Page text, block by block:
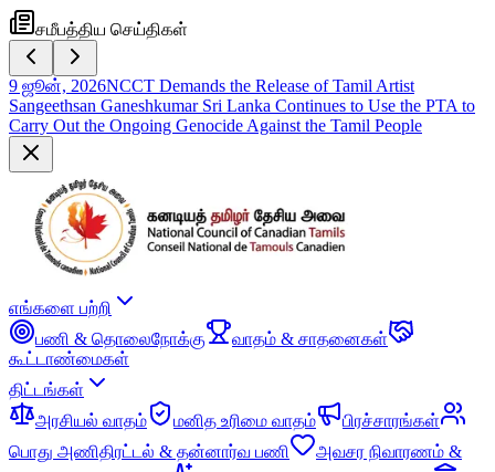
சமீபத்திய செய்திகள்
9 ஜூன், 2026NCCT Demands the Release of Tamil Artist
Sangeethsan Ganeshkumar Sri Lanka Continues to Use the PTA to
Carry Out the Ongoing Genocide Against the Tamil People
எங்களை பற்றி
பணி & தொலைநோக்கு
வாதம் & சாதனைகள்
கூட்டாண்மைகள்
திட்டங்கள்
அரசியல் வாதம்
மனித உரிமை வாதம்
பிரச்சாரங்கள்
பொது அணிதிரட்டல் & தன்னார்வ பணி
அவசர நிவாரணம் &